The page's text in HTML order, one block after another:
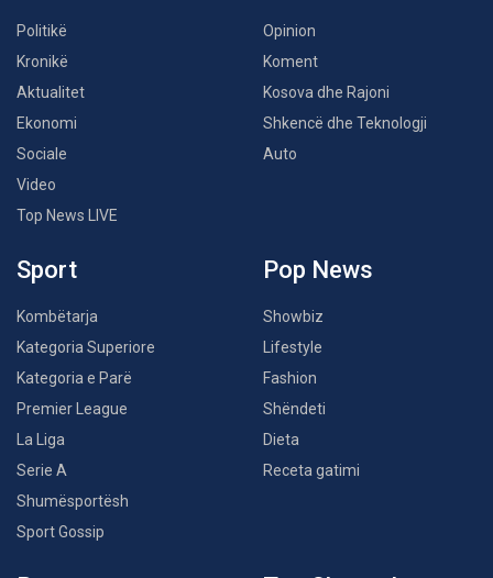
Politikë
Kronikë
Aktualitet
Ekonomi
Sociale
Video
Top News LIVE
Opinion
Koment
Kosova dhe Rajoni
Shkencë dhe Teknologji
Auto
Sport
Kombëtarja
Kategoria Superiore
Kategoria e Parë
Premier League
La Liga
Serie A
Shumësportësh
Sport Gossip
Pop News
Showbiz
Lifestyle
Fashion
Shëndeti
Dieta
Receta gatimi